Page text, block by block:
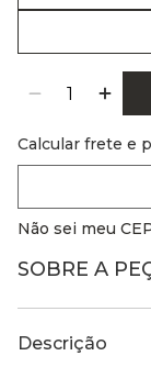
Calcular frete e
Não sei meu
SOBRE A
Descrição